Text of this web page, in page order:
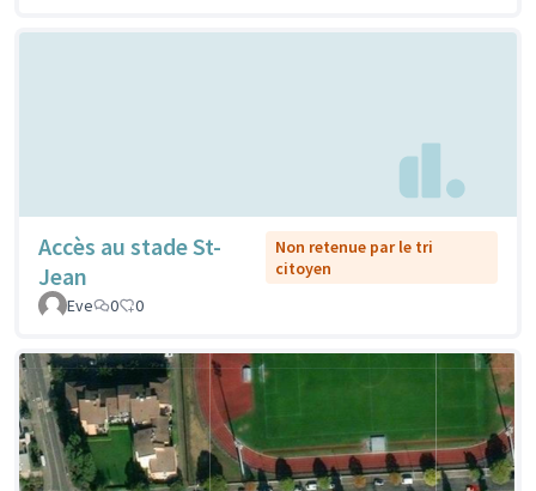
Accès au stade St-
Jean
Non retenue par le tri
citoyen
Eve
0 0